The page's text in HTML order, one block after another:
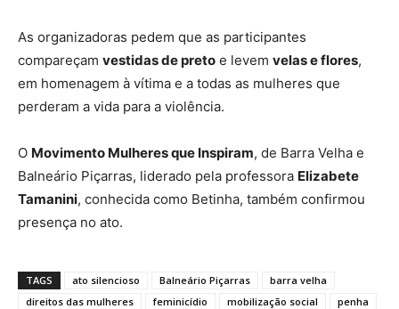
As organizadoras pedem que as participantes
compareçam vestidas de preto e levem velas e flores,
em homenagem à vítima e a todas as mulheres que
perderam a vida para a violência.
O Movimento Mulheres que Inspiram, de Barra Velha e
Balneário Piçarras, liderado pela professora Elizabete
Tamanini, conhecida como Betinha, também confirmou
presença no ato.
TAGS ato silencioso Balneário Piçarras
barra velha
direitos das mulheres
feminicídio mobilização social
penha